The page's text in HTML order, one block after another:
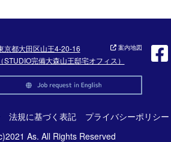
京都大田区山王4-20-16
（STUDIO完備大森山王邸宅オフィス）
案内地図
法規に基づく表記 プライバシーポリシー
As. All Rights Reserved